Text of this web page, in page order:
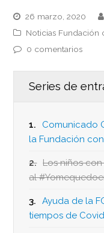
26 marzo, 2020
Noticias Fundación
0 comentarios
Series de
1.
Comunicado
la Fundación
2. Los niños
al
3.
Ayuda de la
tiempos de